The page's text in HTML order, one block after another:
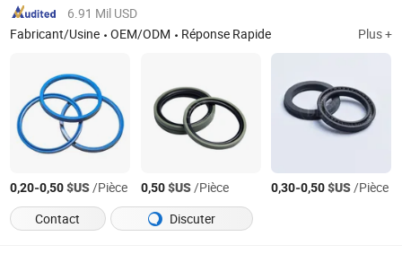
6.91 Mil USD
Fabricant/Usine
OEM/ODM Réponse Rapide Plus +
0,20-0,50$US/Pièce 0,50$US/Pièce 0,30-0,50$US/Pièce
Contact
Discuter